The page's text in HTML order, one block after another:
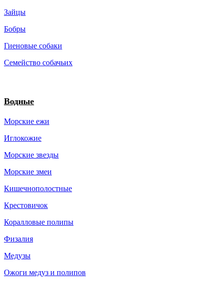
Зайцы
Бобры
Гиеновые собаки
Семейство собачьих
Водные
Морские ежи
Иглокожие
Морские звезды
Морские змеи
Кишечнополостные
Крестовичок
Коралловые полипы
Физалия
Медузы
Ожоги медуз и полипов